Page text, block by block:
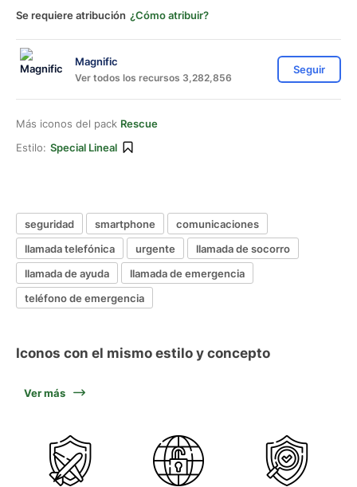
Se requiere atribución ¿Cómo atribuir?
Magnific
Ver todos los recursos 3,282,856
Seguir
Más iconos del pack Rescue
Estilo: Special Lineal
seguridad smartphone
comunicaciones
llamada telefónica
urgente
llamada de socorro
llamada de ayuda
llamada de emergencia
teléfono de emergencia
Iconos con el mismo estilo y concepto
Ver más